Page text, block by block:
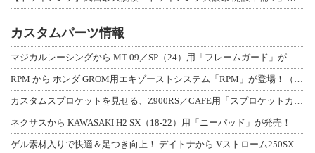
カスタムパーツ情報
ネクサスから KAWASAKI H2 SX（18-22）用「ニーパッド」が発売！